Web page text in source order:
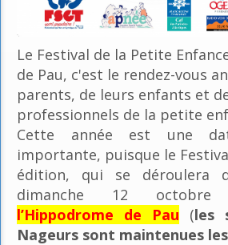
Le Festival de la Petite
de Pau, c'est le rendez-vous
parents, de leurs enfants et
professionnels de la petite
Cette année est une
importante, puisque le
édition, qui se déroulera
dimanche 12
l’Hippodrome de Pau (les
Nageurs sont maintenues